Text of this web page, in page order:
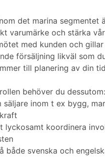
det marina
varumärke och stärka
med kunden och
försäljning likväl som
till planering av din
behöver du dessutom:
säljare inom t ex bygg,
lyckosamt koordinera
både svenska och